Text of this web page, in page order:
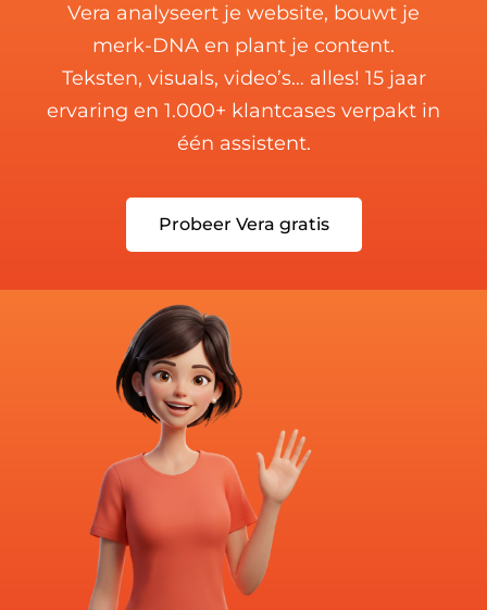
Vera analyseert je website, bouwt je
merk-DNA en plant je content.
Teksten, visuals, video’s… alles! 15 jaar
ervaring en 1.000+ klantcases verpakt in
één assistent.
Probeer Vera gratis